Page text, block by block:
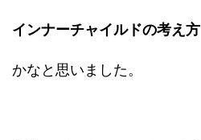
インナーチャイルドの考え方
かなと思いました。